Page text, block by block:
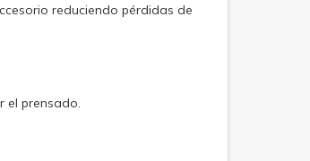
reduciendo pérdidas de
prensado.